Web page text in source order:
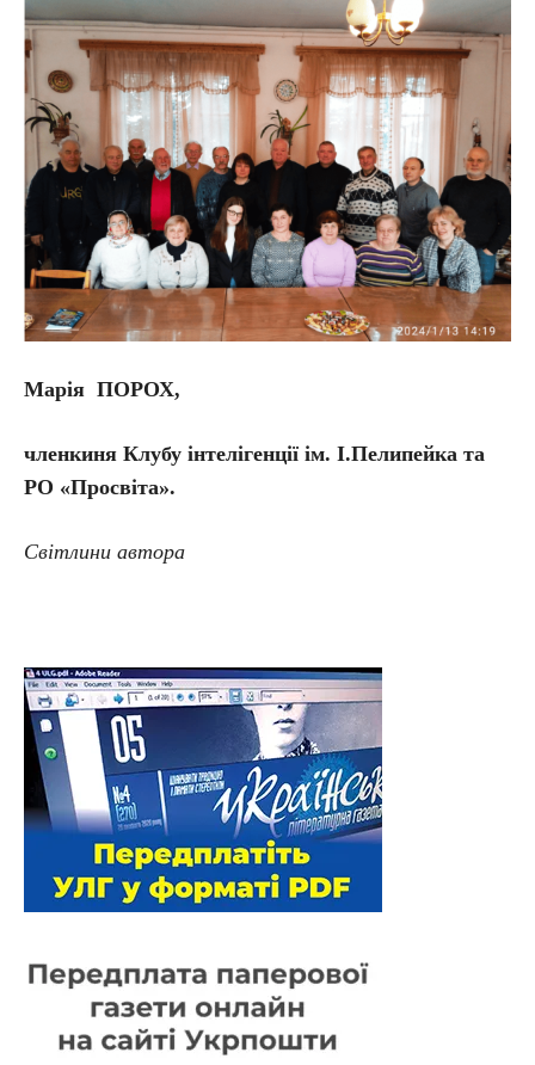
Марія ПОРОХ,
членкиня Клубу інтелігенції ім. І.Пелипейка та
РО «Просвіта».
Світлини автора